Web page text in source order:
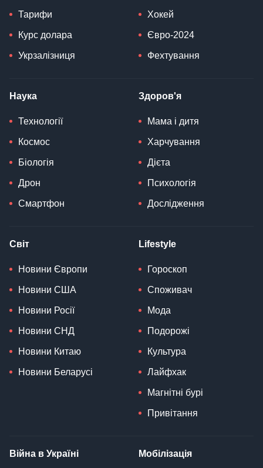
Тарифи
Курс долара
Укрзалізниця
Хокей
Євро-2024
Фехтування
Наука
Технології
Космос
Біологія
Дрон
Смартфон
Здоров'я
Мама і дитя
Харчування
Дієта
Психологія
Дослідження
Світ
Новини Європи
Новини США
Новини Росії
Новини СНД
Новини Китаю
Новини Беларусі
Lifestyle
Гороскоп
Споживач
Мода
Подорожі
Культура
Лайфхак
Магнітні бурі
Привітання
Війна в Україні Мобілізація